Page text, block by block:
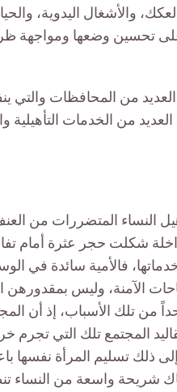
والأشغال اليدوية،
على تحسين وضعها ومواجهة
من المحافظات والتي
من الخدمات التأهيلية
المتضررات من العنف،
شكلت حجر عثرة أمام
فالأمية سائدة في
الآمنة، وليس بمقدورهن
من تلك الأسباب، إذ أن
المجتمع تلك التي تجرم
ذلك تسليم المرأة نفسها
شريحة واسعة من النساء